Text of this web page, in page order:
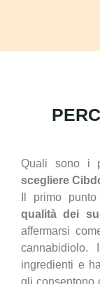
Quali sono i
scegliere
Il primo
qualità dei
affermarsi
ingredienti e
gli consentono